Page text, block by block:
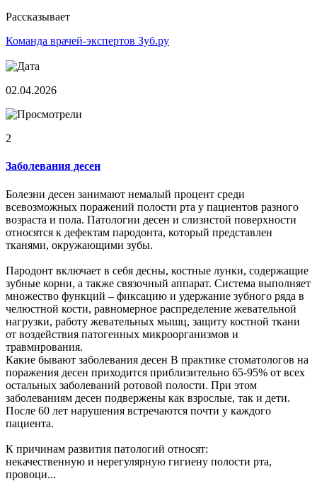
Рассказывает
Команда врачей-экспертов Зуб.ру
02.04.2026
2
Заболевания десен
Болезни десен занимают немалый процент среди
всевозможных поражений полости рта у пациентов разного
возраста и пола. Патологии десен и слизистой поверхности
относятся к дефектам пародонта, который представлен
тканями, окружающими зубы.
Пародонт включает в себя десны, костные лунки, содержащие
зубные корни, а также связочный аппарат. Система выполняет
множество функций – фиксацию и удержание зубного ряда в
челюстной кости, равномерное распределение жевательной
нагрузки, работу жевательных мышц, защиту костной ткани
от воздействия патогенных микроорганизмов и
травмирования.
Какие бывают заболевания десен В практике стоматологов на
поражения десен приходится приблизительно 65-95% от всех
остальных заболеваний ротовой полости. При этом
заболеваниям десен подвержены как взрослые, так и дети.
После 60 лет нарушения встречаются почти у каждого
пациента.
К причинам развития патологий относят:
некачественную и нерегулярную гигиену полости рта,
провоци...